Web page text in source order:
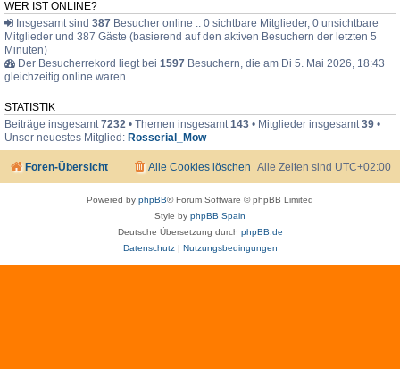
i
WER IST ONLINE?
Insgesamt sind 387 Besucher online :: 0 sichtbare Mitglieder, 0 unsichtbare
Mitglieder und 387 Gäste (basierend auf den aktiven Besuchern der letzten 5
Minuten)
Der Besucherrekord liegt bei 1597 Besuchern, die am Di 5. Mai 2026, 18:43
gleichzeitig online waren.
STATISTIK
Beiträge insgesamt7232 • Themen insgesamt143 • Mitglieder insgesamt39 •
Unser neuestes Mitglied: Rosserial_Mow
Foren-Übersicht Alle Zeiten sind UTC+02:00
Alle Cookies löschen
Powered by phpBB® Forum Software © phpBB Limited
Style by phpBB Spain
Deutsche Übersetzung durch phpBB.de
Datenschutz| Nutzungsbedingungen